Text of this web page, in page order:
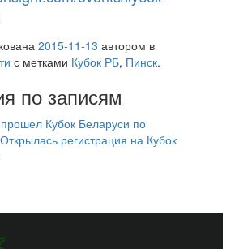
2015-11-13 автором в
с метками Кубок РБ, Пинск.
по записям
Кубок Беларуси по
Открылась регистрация на Кубок